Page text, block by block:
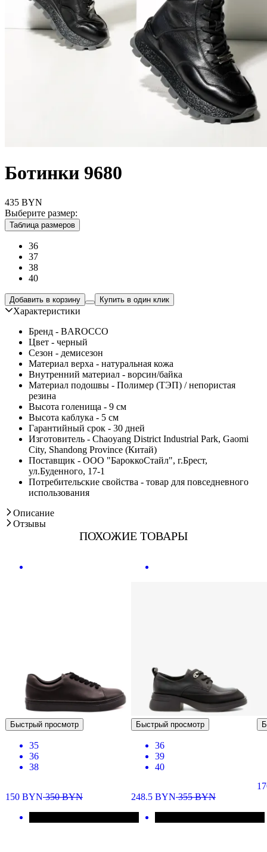
Ботинки 9680
435 BYN
Выберите размер:
Таблица размеров
36
37
38
40
Добавить в корзину Купить в один клик
Характеристики
Бренд - BAROCCO
Цвет - черный
Сезон - демисезон
Материал верха - натуральная кожа
Внутренний материал - ворсин/байка
Материал подошвы - Полимер (ТЭП) / непористая
резина
Высота голенища - 9 см
Высота каблука - 5 см
Гарантийный срок - 30 дней
Изготовитель - Chaoyang District Industrial Park, Gaomi
City, Shandong Province (Китай)
Поставщик - ООО "БароккоСтайл", г.Брест,
ул.Буденного, 17-1
Потребительские свойства - товар для повседневного
использования
Описание
Отзывы
ПОХОЖИЕ ТОВАРЫ
Быстрый просмотр
35
36
38
150 BYN350BYN
Быстрый просмотр
36
39
40
248.5 BYN355BYN